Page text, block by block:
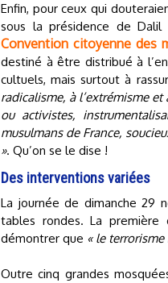
Enfin, pour ceux qui
sous la présidence de Dalil
Convention citoyenne des
destiné à être distribué à
cultuels, mais surtout à
radicalisme, à l’extrémisme et
ou activistes,
musulmans de France,
». Qu’on se le dise !
Des interventions variées
La journée de dimanche 29
tables rondes. La
démontrer que « le
Outre cinq grandes